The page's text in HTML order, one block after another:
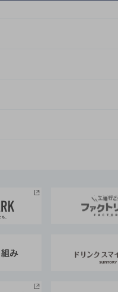
バーズ大阪
TOP
えるサステナビリティ経営